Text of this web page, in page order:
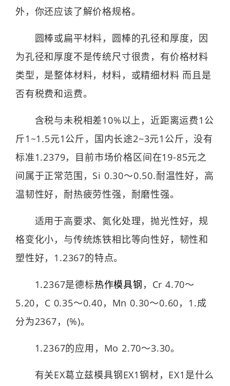
外，你还应该了解价格规格。
圆棒或扁平材料，圆棒的孔径和厚度，因
为孔径和厚度不是传统尺寸很贵，有价格材料
类型，是整体材料，材料，或精细材料 而且是
否有税费和运费。
含税与未税相差10%以上，近距离运费1公
斤1~1.5元1公斤，国内长途2~3元1公斤，没有
标准1.2379，目前市场价格区间在19-85元之
间属于正常范围，Si 0.30～0.50.耐温性好，高
温韧性好，耐热疲劳性强，耐磨性强。
适用于高要求、氮化处理，抛光性好，规
格变化小，与传统炼铁相比等向性好，韧性和
塑性好，1.2367的特点。
1.2367是德标热作模具钢 ，Cr 4.70～
5.20，C 0.35～0.40，Mn 0.30～0.60，1.成
分为2367，(%)。
1.2367的应用，Mo 2.70～3.30。
有关EX葛立兹模具钢EX1钢材，EX1是什么